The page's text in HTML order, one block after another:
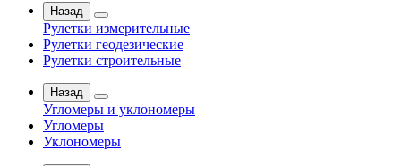
Назад
Рулетки измерительные
Рулетки геодезические
Рулетки строительные
Назад
Угломеры и уклономеры
Угломеры
Уклономеры